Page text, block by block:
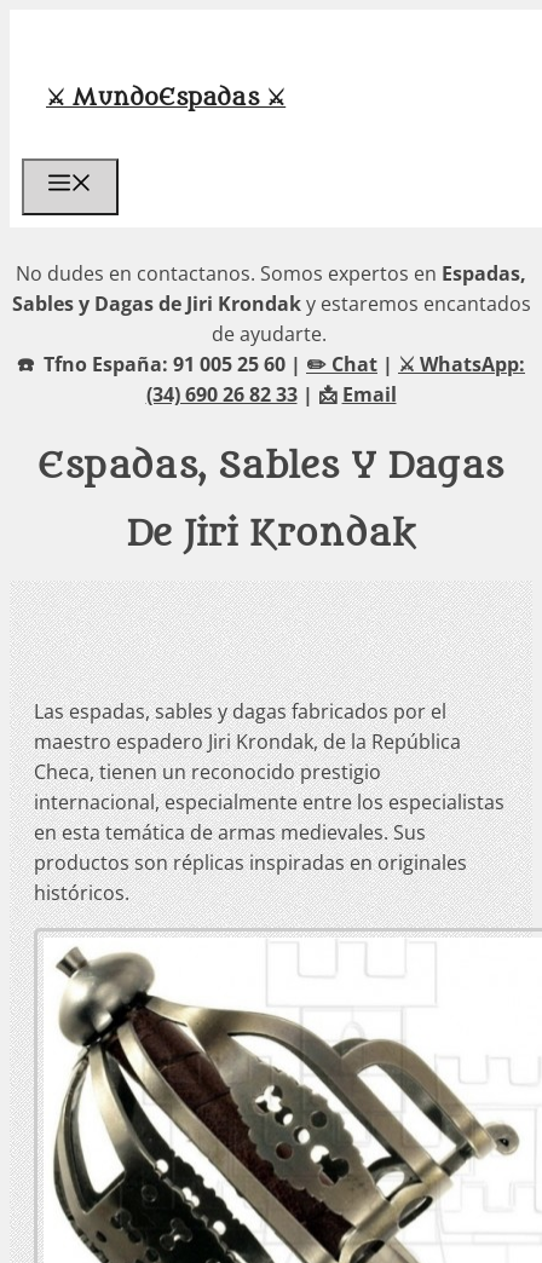
contenido
⚔️ MundoEspadas ⚔️
No dudes en contactanos. Somos expertos en Espadas,
Sables y Dagas de Jiri Krondaky estaremos encantados
de ayudarte.
☎️ Tfno España: 91 005 25 60 | ✏️ Chat | ⚔️ WhatsApp:
(34) 690 26 82 33| 📩 Email
Espadas, Sables Y Dagas
De Jiri Krondak
Las espadas, sables y dagas fabricados por el
maestro espadero Jiri Krondak, de la República
Checa, tienen un reconocido prestigio
internacional, especialmente entre los especialistas
en esta temática de armas medievales. Sus
productos son réplicas inspiradas en originales
históricos.